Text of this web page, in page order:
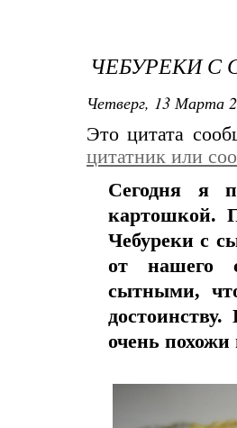
ЧЕБУРЕКИ
Четверг, 13 Марта
Это цитата
цитатник или
Сегодня я
картошкой.
Чебуреки с
от нашего
сытными,
очень